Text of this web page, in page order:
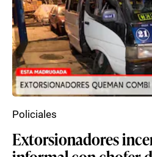
Extorsionadores
Policiales